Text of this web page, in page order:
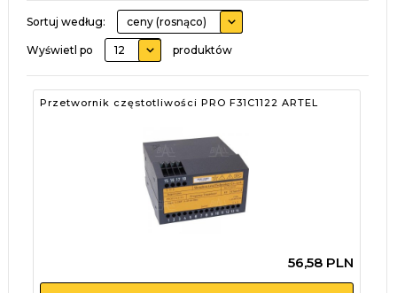
Sortuj według: sort ceny (rosnąco)
Wyświetl po pop 12 produktów
Przetwornik częstotliwości PRO F31C1122 ARTEL
56,58 PLN